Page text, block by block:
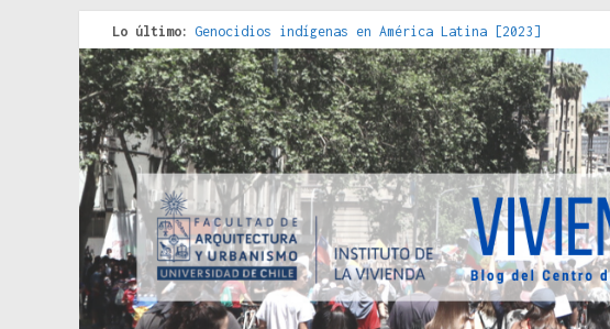
Lo último: Genocidios indígenas en América Latina [2023]
Estudios sobre la espacialización de los Estados :
Donde el pedernal choca con el acero : hacia una
Criterios técnicos para una vivienda adecuada [2019]
Red de consultorios de la Caja del Seguro Obrero en